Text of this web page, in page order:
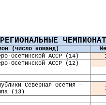
РЕГИОНАЛЬНЫЕ
(число команд)
Осетинской АССР (14)
Осетинской АССР (12)
Северная Осетия —
(13)